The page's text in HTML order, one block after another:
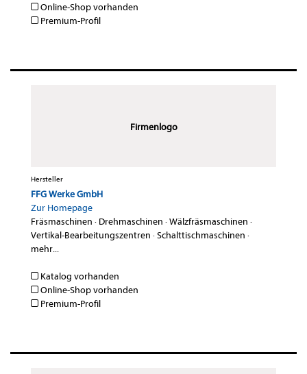
Online-Shop vorhanden
Premium-Profil
Firmenlogo
Hersteller
FFG Werke GmbH
Zur Homepage
Fräsmaschinen · Drehmaschinen ·Wälzfräsmaschinen ·
Vertikal-Bearbeitungszentren ·Schalttischmaschinen ·
mehr...
Katalog vorhanden
Online-Shop vorhanden
Premium-Profil